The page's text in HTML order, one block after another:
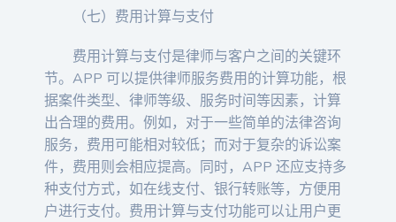
（七）费用计算与支付
费用计算与支付是律师与客户之间的关键环
节。APP 可以提供律师服务费用的计算功能，根
据案件类型、律师等级、服务时间等因素，计算
出合理的费用。例如，对于一些简单的法律咨询
服务，费用可能相对较低；而对于复杂的诉讼案
件，费用则会相应提高。同时，APP 还应支持多
种支付方式，如在线支付、银行转账等，方便用
户进行支付。费用计算与支付功能可以让用户更